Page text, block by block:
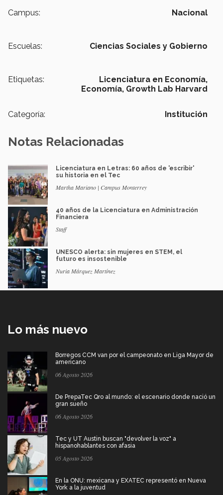
Campus: Nacional
Escuelas: Ciencias Sociales y Gobierno
Etiquetas:
Licenciatura en Economía,
Economía, Growth Lab Harvard
Categoría: Institución
Notas Relacionadas
Licenciatura en Letras: 60 años de 'escribir'
su historia en el Tec
Martha Mariano | Campus Monterrey
40 años de la Licenciatura en Administración
Financiera
Staff
UNESCO alerta: sin mujeres en STEM, el
futuro es insostenible
Nuria Márquez Martínez
Lo más nuevo
Borregos CCM van por el campeonato en Liga Mayor de
americano
06 Agosto 2026
De PrepaTec Qro al mundo: el escenario donde nació un
gran sueño
06 Agosto 2026
Tec y UT Austin buscan "devolver la voz" a
hispanohablantes con afasia
05 Agosto 2026
En la ONU: mexicana y EXATEC representó en Nueva
York a la juventud